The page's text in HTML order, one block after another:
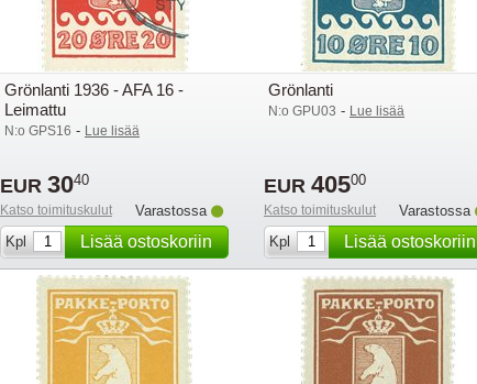
Grönlanti 1936 - AFA 16 -
Leimattu
N:o GPS16 - Lue lisää
EUR 3040
Katso toimituskulut
Varastossa
Kpl
Lisää ostoskoriin
Grönlanti
N:o GPU03 - Lue lisää
EUR 40500
Katso toimituskulut
Varastossa
Kpl
Lisää ostoskoriin